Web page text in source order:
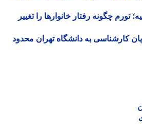
چگونه رفتار خانوارها را تغییر
کارشناسی به دانشگاه تهران محدود